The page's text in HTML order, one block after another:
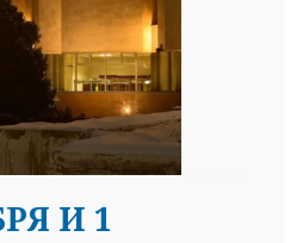
И 1